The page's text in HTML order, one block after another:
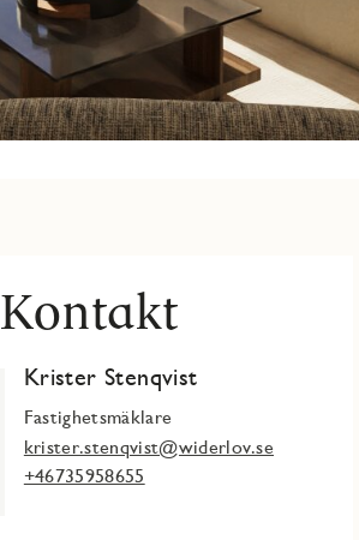
Kontakt
Krister Stenqvist
Fastighetsmäklare
krister.stenqvist@widerlov.se
+46735958655